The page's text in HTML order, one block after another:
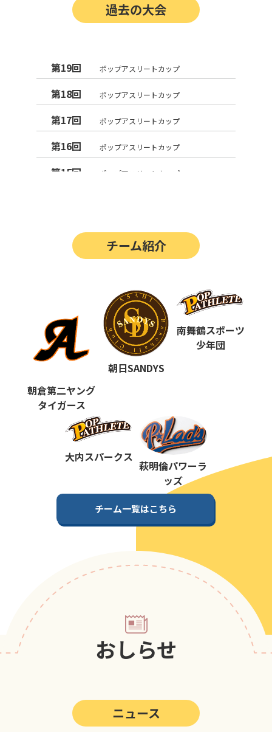
過去の大会
第19回 ポップアスリートカップ
第18回 ポップアスリートカップ
第17回 ポップアスリートカップ
第16回 ポップアスリートカップ
第15回 ポップアスリートカップ
第12回 決勝戦の動画はこちらから
ポップアスリートカップ
第10回 ポップアスリートカップ
第9回 ポップアスリートカップ
第7回
第6回 ポップアスリートカップ
第5回 ポップアスリートカップ
ポップアスリートカップ
ポップアスリートカップ
ポップアスリートカップ
チーム紹介
朝倉第二ヤング
タイガース
朝日SANDYS
南舞鶴スポーツ
少年団
大内スパークス
萩明倫パワーラ
ッズ
チーム一覧はこちら
おしらせ
ニュース